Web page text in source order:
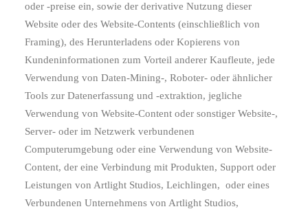
oder -preise ein, sowie der derivative Nutzung dieser
Website oder des Website-Contents (einschließlich von
Framing), des Herunterladens oder Kopierens von
Kundeninformationen zum Vorteil anderer Kaufleute, jede
Verwendung von Daten-Mining-, Roboter- oder ähnlicher
Tools zur Datenerfassung und -extraktion, jegliche
Verwendung von Website-Content oder sonstiger Website-,
Server- oder im Netzwerk verbundenen
Computerumgebung oder eine Verwendung von Website-
Content, der eine Verbindung mit Produkten, Support oder
Leistungen von Artlight Studios, Leichlingen, oder eines
Verbundenen Unternehmens von Artlight Studios,